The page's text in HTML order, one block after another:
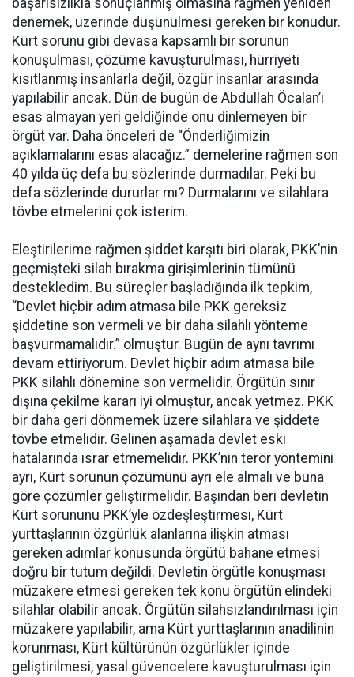
denemek, üzerinde düşünülmesi gereken bir konudur.
Kürt sorunu gibi devasa kapsamlı bir sorunun
konuşulması, çözüme kavuşturulması, hürriyeti
kısıtlanmış insanlarla değil, özgür insanlar arasında
yapılabilir ancak. Dün de bugün de Abdullah Öcalan’ı
esas almayan yeri geldiğinde onu dinlemeyen bir
örgüt var. Daha önceleri de “Önderliğimizin
açıklamalarını esas alacağız.” demelerine rağmen son
40 yılda üç defa bu sözlerinde durmadılar. Peki bu
defa sözlerinde dururlar mı? Durmalarını ve silahlara
tövbe etmelerini çok isterim.
Eleştirilerime rağmen şiddet karşıtı biri olarak, PKK’nin
geçmişteki silah bırakma girişimlerinin tümünü
destekledim. Bu süreçler başladığında ilk tepkim,
“Devlet hiçbir adım atmasa bile PKK gereksiz
şiddetine son vermeli ve bir daha silahlı yönteme
başvurmamalıdır.” olmuştur. Bugün de aynı tavrımı
devam ettiriyorum. Devlet hiçbir adım atmasa bile
PKK silahlı dönemine son vermelidir. Örgütün sınır
dışına çekilme kararı iyi olmuştur, ancak yetmez. PKK
bir daha geri dönmemek üzere silahlara ve şiddete
tövbe etmelidir. Gelinen aşamada devlet eski
hatalarında ısrar etmemelidir. PKK’nin terör yöntemini
ayrı, Kürt sorunun çözümünü ayrı ele almalı ve buna
göre çözümler geliştirmelidir. Başından beri devletin
Kürt sorununu PKK’yle özdeşleştirmesi, Kürt
yurttaşlarının özgürlük alanlarına ilişkin atması
gereken adımlar konusunda örgütü bahane etmesi
doğru bir tutum değildi. Devletin örgütle konuşması
müzakere etmesi gereken tek konu örgütün elindeki
silahlar olabilir ancak. Örgütün silahsızlandırılması için
müzakere yapılabilir, ama Kürt yurttaşlarının anadilinin
korunması, Kürt kültürünün özgürlükler içinde
geliştirilmesi, yasal güvencelere kavuşturulması için